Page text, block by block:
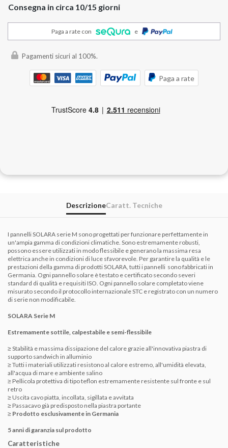
Consegna in circa 10/15 giorni
Paga a rate con e
Pagamenti sicuri al 100%.
Paga a rate
DescrizioneCaratt. Tecniche
I pannelli SOLARA serie M sono progettati per funzionare perfettamente in
un'ampia gamma di condizioni climatiche. Sono estremamente robusti,
possono essere utilizzati in modo flessibile e generano la massima resa
elettrica anche in condizioni di luce sfavorevole. Per garantire la qualità e le
prestazioni della gamma di prodotti SOLARA, tutti i pannelli sono fabbricati in
Germania. Ogni pannello solare è testato e certificato secondo severi
standard di qualità e requisiti ISO. Ogni pannello solare completato viene
misurato secondo il protocollo internazionale STC e registrato con un numero
di serie non modificabile.
SOLARA Serie M
Estremamente sottile, calpestabile e semi-flessibile
≥ Stabilità e massima dissipazione del calore grazie all'innovativa piastra di
supporto sandwich in alluminio
≥ Tutti i materiali utilizzati resistono al calore estremo, all'umidità elevata,
all'acqua di mare e ambiente salino
≥ Pellicola protettiva di tipo teflon estremamente resistente sul fronte e sul
retro
≥ Uscita cavo piatta, incollata, sigillata e avvitata
≥ Passacavo già predisposto nella piastra portante
≥ Prodotto esclusivamente in Germania
5 anni di garanzia sul prodotto
Caratteristiche